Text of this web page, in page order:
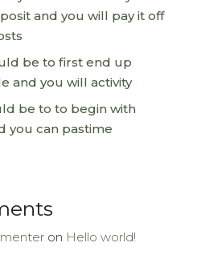
and you will pay it off
be to first end up
and you will activity
be to to begin with
you can pastime
on Hello world!